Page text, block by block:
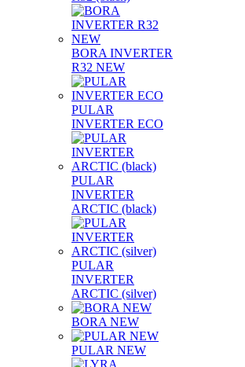
BORA INVERTER
R32 NEW
PULAR
INVERTER ECO
PULAR
INVERTER
ARCTIC (black)
PULAR
INVERTER
ARCTIC (silver)
BORA NEW
PULAR NEW